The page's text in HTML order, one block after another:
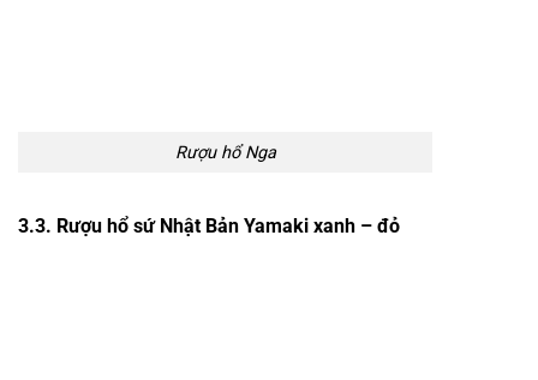
Rượu hổ Nga
3.3. Rượu hổ sứ Nhật Bản Yamaki xanh – đỏ